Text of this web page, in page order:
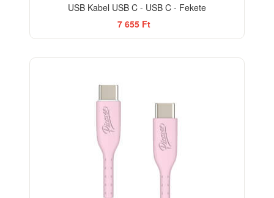
USB Kabel USB C - USB C - Fekete
7 655 Ft